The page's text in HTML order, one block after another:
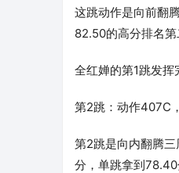
这跳动作是向前翻
82.50的高分排名第
全红婵的第1跳发挥
第2跳：动作407C
第2跳是向内翻腾
分，单跳拿到78.40